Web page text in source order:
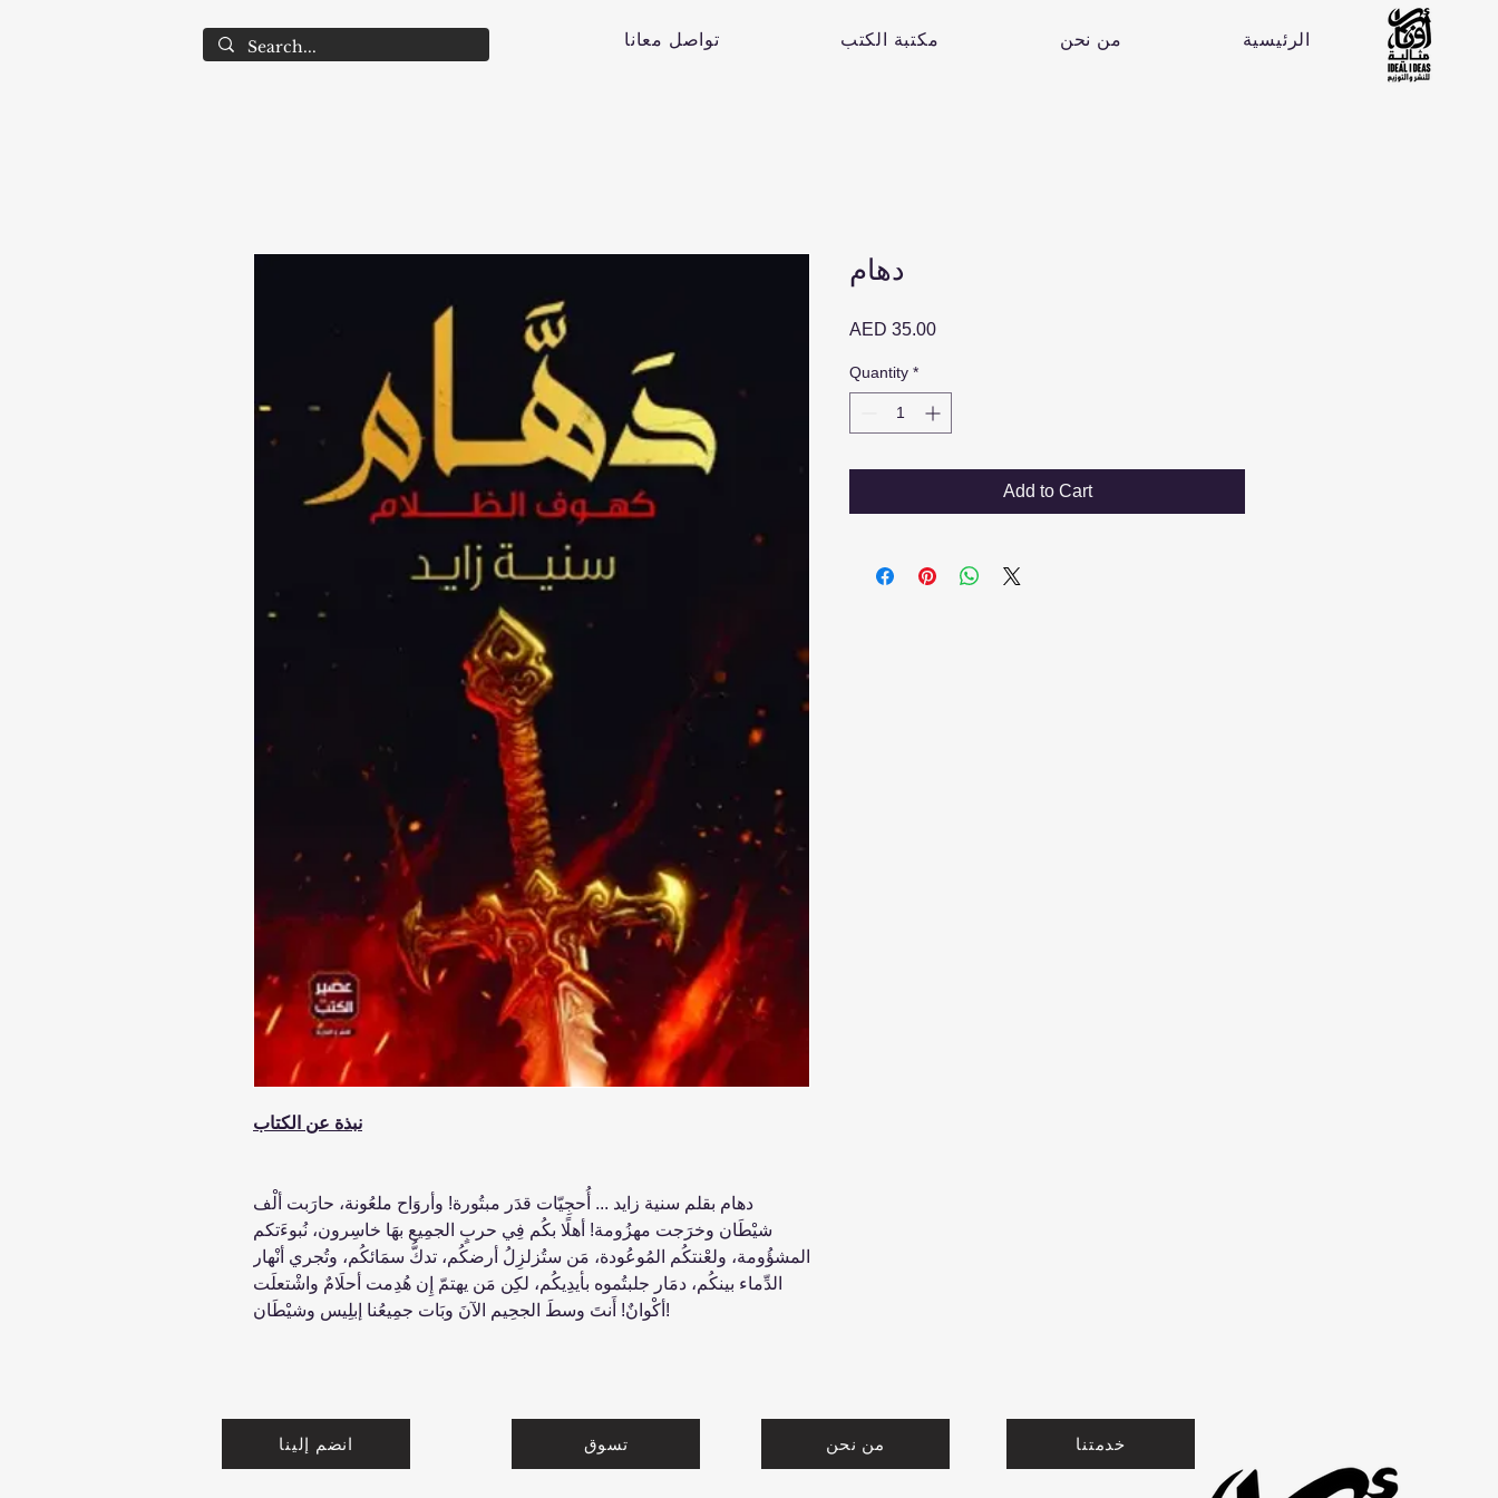
تواصل معانا مكتبة الكتب من نحن الرئيسية
نبذة عن الكتاب
دهام بقلم سنية زايد ... أُحجِيّات قدَر مبتُورة! وأروَاح ملعُونة، حارَبت ألْف
شيْطَان وخرَجت مهزُومة! أهلًا بكُم فِي حربٍ الجمِيع بهَا خاسِرون، نُبوءَتكم
المشؤُومة، ولعْنتكُم المُوعُودة، مَن ستُزلزِلُ أرضكُم، تدكُّ سمَائكُم، وتُجري أنْهار
الدِّماء بينكُم، دمَار جلبتُموه بأيدِيكُم، لكِن مَن يهتمّ إِن هُدِمت أحلَامٌ واشْتعلَت
أكْوانٌ! أَنتَ وسطَ الجحِيم الآنَ وبَات جمِيعُنا إبلِيس وشيْطَان!
دهام
AED 35.00Price
Quantity *
Add to Cart
انضم إلينا تسوق من نحن خدمتنا